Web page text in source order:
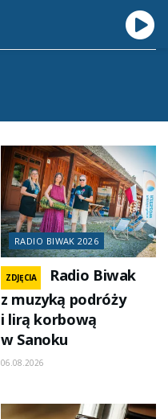
RADIO BIWAK 2026
ZDJĘCIA
Radio Biwak
z muzyką podróży
i lirą korbową
w Sanoku
06.08.2026